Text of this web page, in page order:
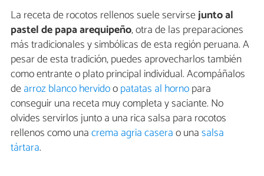
La receta de rocotos rellenos suele servirsejunto al
pastel de papa arequipeño, otra de las preparaciones
más tradicionales y simbólicas de esta región peruana. A
pesar de esta tradición, puedes aprovecharlos también
como entrante o plato principal individual. Acompáñalos
dearroz blanco hervidoopatatas al hornopara
conseguir una receta muy completa y saciante. No
olvides servirlos junto a una rica salsa para rocotos
rellenos como unacrema agria caserao unasalsa
tártara.